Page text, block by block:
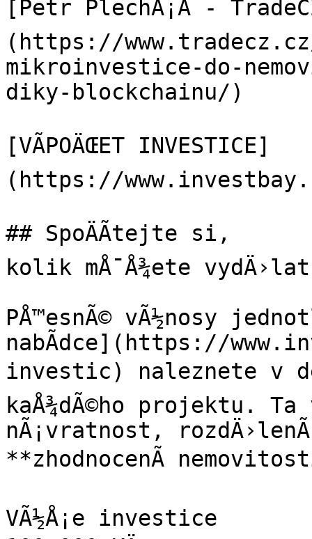
[Petr PlechÃ¡Ä -
(https://
mikroinvestice-do-
diky-blockchainu/)
[VÃPOÄŒET INVESTICE]
(https://
## SpoÄÃ­tejte si,
kolik mÅ¯Å¾ete vydÄ›lat
PÅ™esnÃ© vÃ½nosy
nabÃ­dce](https://
investic) naleznete v
kaÅ¾dÃ©ho projektu. Ta
nÃ¡vratnost,
**zhodnocenÃ­
VÃ½Å¡e investice